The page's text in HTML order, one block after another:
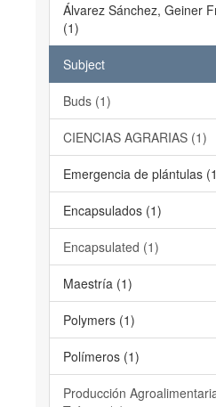
Álvarez Sánchez, Geiner
(1)
Subject
Buds (1)
CIENCIAS AGRARIAS (1)
Emergencia de plántulas
Encapsulados (1)
Encapsulated (1)
Maestría (1)
Polymers (1)
Polímeros (1)
Producción